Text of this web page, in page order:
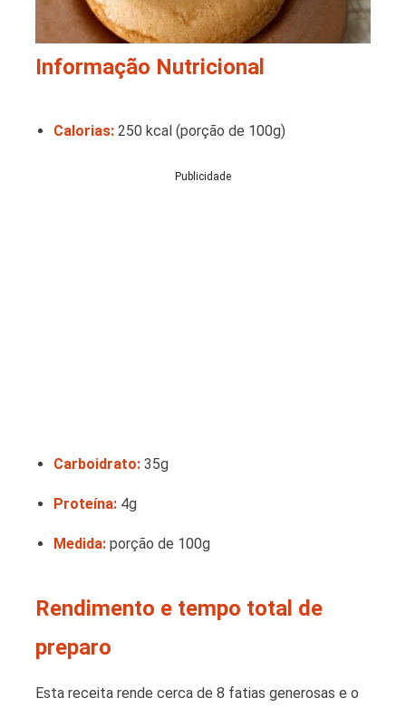
Informação Nutricional
Calorias: 250 kcal (porção de 100g)
Publicidade
Carboidrato: 35g
Proteína: 4g
Medida: porção de 100g
Rendimento e tempo total de
preparo
Esta receita rende cerca de 8 fatias generosas e o